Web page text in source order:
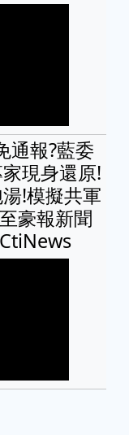
通報?藍委
現身還原!
!模擬共軍
豪報新聞